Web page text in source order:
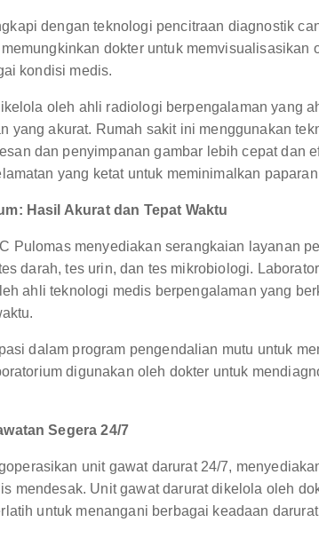
dengan teknologi pencitraan diagnostik
dokter untuk memvisualisasikan
kondisi medis.
oleh ahli radiologi berpengalaman yang
yang akurat. Rumah sakit ini menggunakan
dan penyimpanan gambar lebih cepat dan
yang ketat untuk meminimalkan
Hasil Akurat dan Tepat Waktu
Pulomas menyediakan serangkaian layanan
darah, tes urin, dan tes mikrobiologi.
ahli teknologi medis berpengalaman yang
dalam program pengendalian mutu untuk
digunakan oleh dokter untuk
Segera 24/7
unit gawat darurat 24/7,
mendesak. Unit gawat darurat dikelola oleh
untuk menangani berbagai keadaan